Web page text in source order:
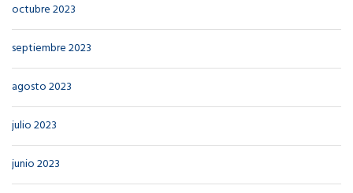
octubre 2023
septiembre 2023
agosto 2023
julio 2023
junio 2023